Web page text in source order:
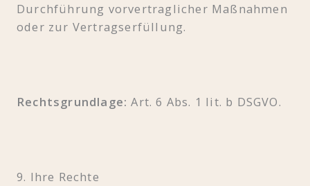
Durchführung vorvertraglicher Maßnahmen
oder zur Vertragserfüllung.
Rechtsgrundlage: Art. 6 Abs. 1 lit. b DSGVO.
9. Ihre Rechte